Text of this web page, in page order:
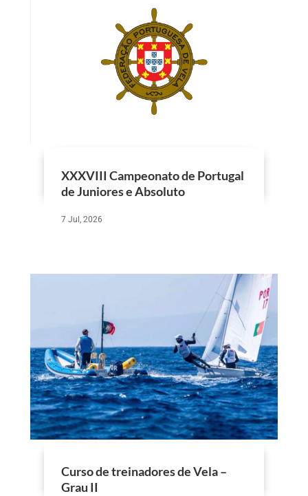
XXXVIII Campeonato de Portugal
de Juniores e Absoluto
7 Jul, 2026
Curso de treinadores de Vela –
Grau II